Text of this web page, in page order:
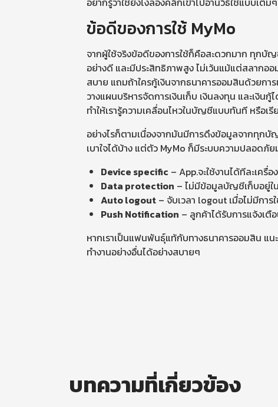
ข้อดีของการใช้ MyMo
จากผู้ใช้จริงข้อดีของการใช้ก็คือสะดวกมาก ทุกบัญ
อย่างดี และมีประสิทธิภาพสูง ไม่เว้นแม้แต่สลากออม
สบาย แถมถ้าใครกู้เงินจากธนาคารออมสินด้วยกา
วางแผนบริหารจัดการเงินเก็บ เงินลงทุน และเงิน
ทำให้เรารู้ความเคลื่อนไหวในบัญชีแบบทันที หรือเ
อย่างไรก็ตามเนื่องจากมันมีการดึงข้อมูลจากทุกบั
เบาใจได้บ้าง แต่ตัว MyMo ก็มีระบบความปลอดภั
Device specific – App.จะใช้งานได้ทีละเค
Data protection – ไม่มีข้อมูลบัญชีเก็บอยู่ใ
Auto logout – จับเวลา logout เมื่อไม่มีการ
Push Notification – ลูกค้าได้รับการแจ้งเ
หากเราเป็นแฟนพันธุ์แท้กับทางธนาคารออมสิน แน
ทำงานอย่างอื่นได้อย่างสบายๆ
บทความที่เกี่ยวข้อง